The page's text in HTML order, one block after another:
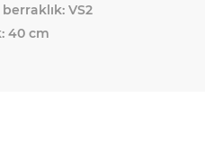
VS2
40 cm